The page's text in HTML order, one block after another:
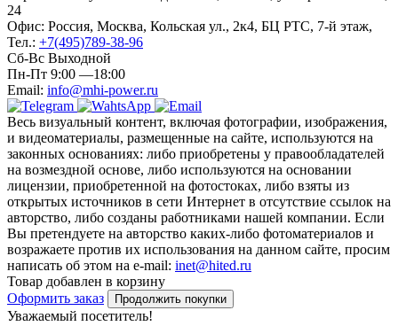
24
Офис: Россия, Москва, Кольская ул., 2к4, БЦ РТС, 7-й этаж,
Тел.: +7(495)789-38-96
Сб-Вс Выходной
Пн-Пт 9:00 —18:00
Email: info@mhi-power.ru
Весь визуальный контент, включая фотографии, изображения,
и видеоматериалы, размещенные на сайте, используются на
законных основаниях: либо приобретены у правообладателей
на возмездной основе, либо используются на основании
лицензии, приобретенной на фотостоках, либо взяты из
открытых источников в сети Интернет в отсутствие ссылок на
авторство, либо созданы работниками нашей компании. Если
Вы претендуете на авторство каких-либо фотоматериалов и
возражаете против их использования на данном сайте, просим
написать об этом на e-mail: inet@hited.ru
Товар добавлен в корзину
Оформить заказ
Продолжить покупки
Уважаемый посетитель!